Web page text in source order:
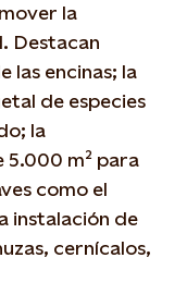
la
Destacan
las encinas; la
de especies
la
5.000 m² para
como el
instalación de
cernícalos,